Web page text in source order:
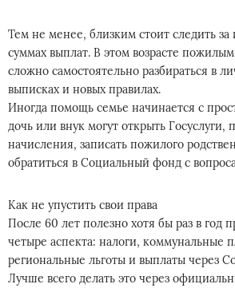
Тем не менее, близким стоит следить
суммах выплат. В этом возрасте
сложно самостоятельно разбираться в
выписках и новых правилах.
Иногда помощь семье начинается с
дочь или внук могут открыть Госуслуги,
начисления, записать пожилого
обратиться в Социальный фонд с
Как не упустить свои права
После 60 лет полезно хотя бы раз в год
четыре аспекта: налоги, коммунальные
региональные льготы и выплаты через
Лучше всего делать это через